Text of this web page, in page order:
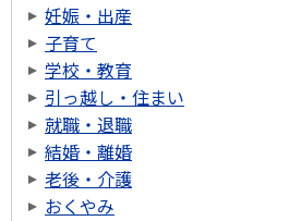
妊娠・出産
子育て
学校・教育
引っ越し・住まい
就職・退職
結婚・離婚
老後・介護
おくやみ